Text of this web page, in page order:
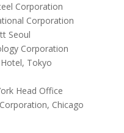
Corporation
Corporation
Seoul
Corporation
Tokyo
Head Office
Chicago